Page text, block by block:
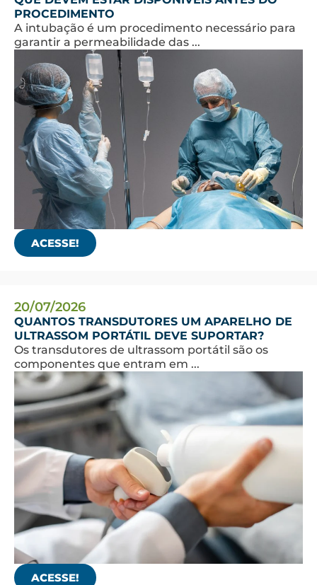
PROCEDIMENTO
A intubação é um procedimento necessário para
garantir a permeabilidade das ...
ACESSE!
20/07/2026
QUANTOS TRANSDUTORES UM APARELHO DE
ULTRASSOM PORTÁTIL DEVE SUPORTAR?
Os transdutores de ultrassom portátil são os
componentes que entram em ...
ACESSE!